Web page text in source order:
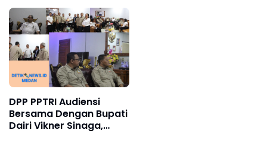
Tangkap Pelaku
Utamanya
DPP PPTRI Audiensi
Bersama Dengan Bupati
Dairi Vikner Sinaga,